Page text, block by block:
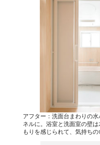
アフター：洗面台まわりの
ネルに。浴室と洗面室の壁
もりを感じられて、気持ちの